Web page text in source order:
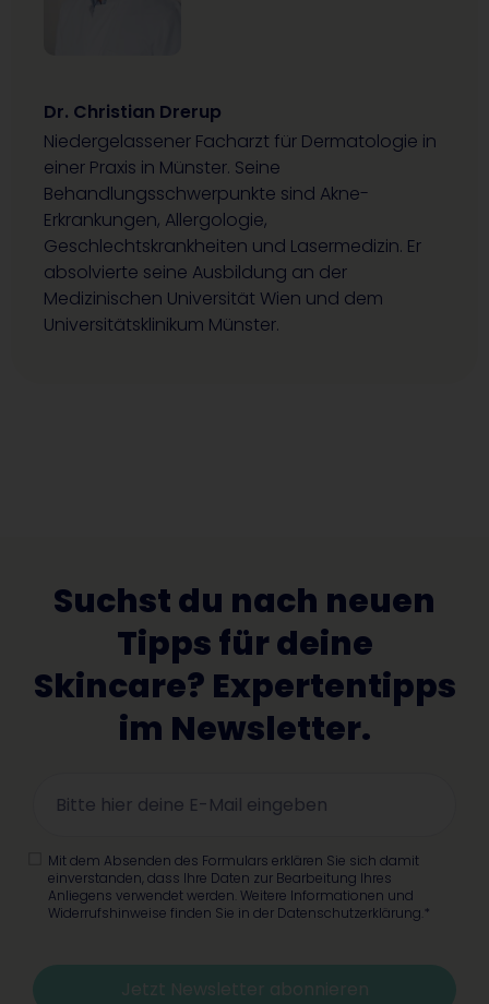
Dr. Christian Drerup
Niedergelassener Facharzt für Dermatologie in
einer Praxis in Münster. Seine
Behandlungsschwerpunkte sind Akne-
Erkrankungen, Allergologie,
Geschlechtskrankheiten und Lasermedizin. Er
absolvierte seine Ausbildung an der
Medizinischen Universität Wien und dem
Universitätsklinikum Münster.
Suchst du nach neuen
Tipps für deine
Skincare? Expertentipps
im Newsletter.
Mit dem Absenden des Formulars erklären Sie sich damit
einverstanden, dass Ihre Daten zur Bearbeitung Ihres
Anliegens verwendet werden. Weitere Informationen und
Widerrufshinweise finden Sie in der Datenschutzerklärung.*
Jetzt Newsletter abonnieren